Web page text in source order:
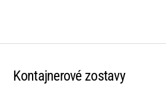
Kontajnerové zostavy